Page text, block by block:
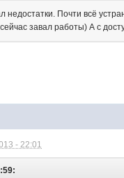
недостатки. Почти всё
завал работы) А с
- 22:01